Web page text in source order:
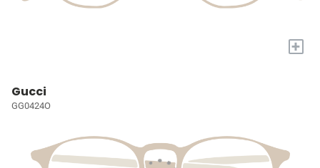
+
Gucci
GG0424O